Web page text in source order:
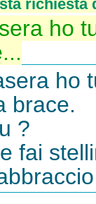
richiesta
ho
ho
brace.
?
fai